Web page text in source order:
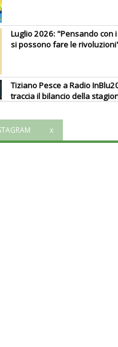
Luglio 2026: "Pensando con
si possono fare le
Tiziano Pesce a Radio
traccia il bilancio della
x